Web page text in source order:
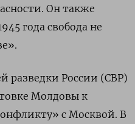
Он также
года свобода не
разведки России (СВР)
Молдовы к
с Москвой. В